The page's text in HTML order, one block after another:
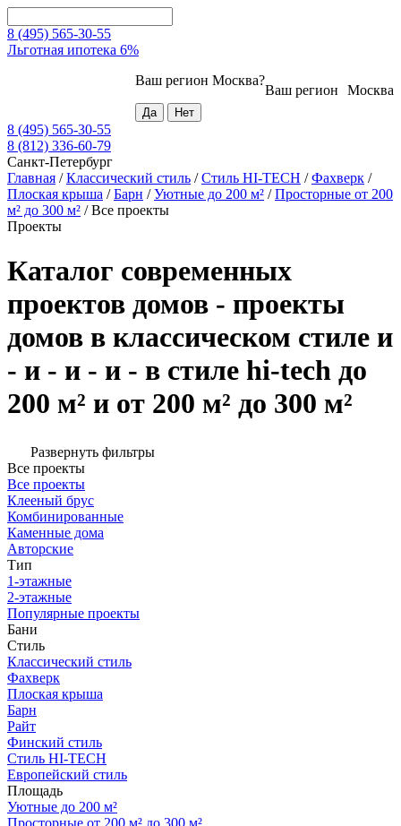
8 (495) 565-30-55
Льготная ипотека 6%
Москва
Ваш регион
Ваш регион Москва?
8 (495) 565-30-55
8 (812) 336-60-79
Санкт-Петербург
Главная /Классический стиль /Стиль HI-TECH /Фахверк /
Плоская крыша /Барн /Уютные до 200 м² /Просторные от 200
м² до 300 м² /Все проекты
Проекты
Каталог современных
проектов домов - проекты
домов в классическом стиле и
- и - и - и - в стиле hi-tech до
200 м² и от 200 м² до 300 м²
Развернуть фильтры
Все проекты
Все проекты
Клееный брус
Комбинированные
Каменные дома
Авторские
Тип
1-этажные
2-этажные
Популярные проекты
Бани
Стиль
Классический стиль
Фахверк
Плоская крыша
Барн
Райт
Финский стиль
Стиль HI-TECH
Европейский стиль
Площадь
Уютные до 200 м²